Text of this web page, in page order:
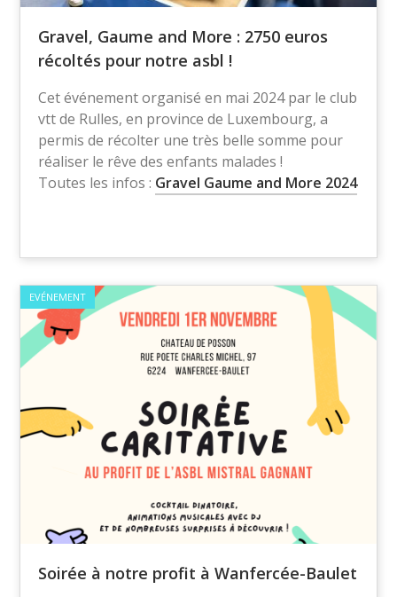
Gravel, Gaume and More : 2750 euros
récoltés pour notre asbl !
Cet événement organisé en mai 2024 par le club
vtt de Rulles, en province de Luxembourg, a
permis de récolter une très belle somme pour
réaliser le rêve des enfants malades !
Toutes les infos : Gravel Gaume and More 2024
EVÉNEMENT
Soirée à notre profit à Wanfercée-Baulet